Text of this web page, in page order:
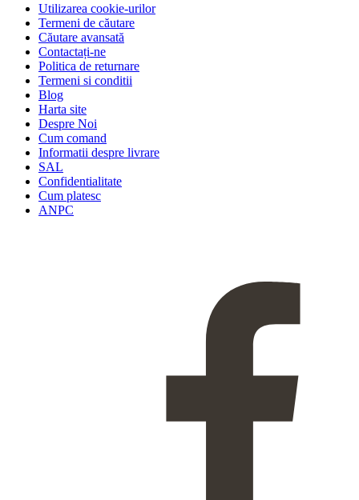
Utilizarea cookie-urilor
Termeni de căutare
Căutare avansată
Contactați-ne
Politica de returnare
Termeni si conditii
Blog
Harta site
Despre Noi
Cum comand
Informatii despre livrare
SAL
Confidentialitate
Cum platesc
ANPC